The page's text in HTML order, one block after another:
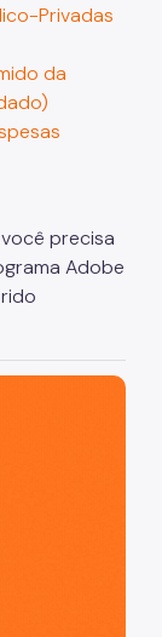
Privadas
da
precisa
Adobe
e sustentável